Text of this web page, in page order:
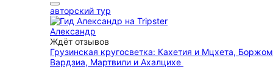
авторский тур
Александр
Ждёт отзывов
Грузинская кругосветка: Кахетия и Мцхета,
Вардзиа, Мартвили и Ахалцихе